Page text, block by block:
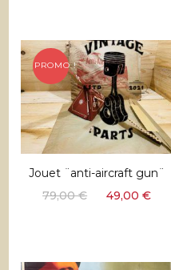
50,00 €.
PROMO !
Jouet ¨anti-aircraft gun¨
79,00€
Le
79,00 €.
49,00€